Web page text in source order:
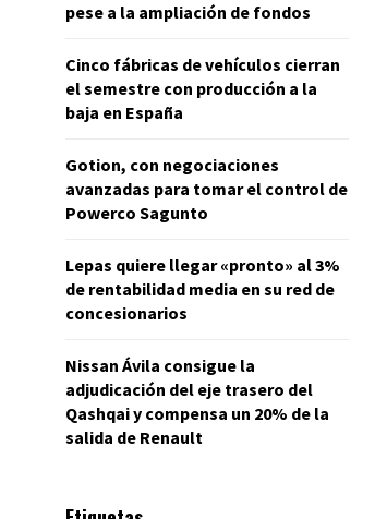
pese a la ampliación de fondos
Cinco fábricas de vehículos cierran
el semestre con producción a la
baja en España
Gotion, con negociaciones
avanzadas para tomar el control de
Powerco Sagunto
Lepas quiere llegar «pronto» al 3%
de rentabilidad media en su red de
concesionarios
Nissan Ávila consigue la
adjudicación del eje trasero del
Qashqai y compensa un 20% de la
salida de Renault